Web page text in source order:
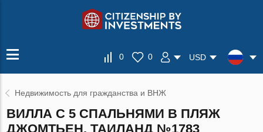
0 0 USD
Недвижимость для гражданства и ВНЖ
ВИЛЛА С 5 СПАЛЬНЯМИ В ПЛЯЖ
ДЖОМТЬЕН, ТАИЛАНД №1783